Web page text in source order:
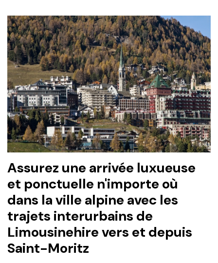
Assurez une arrivée luxueuse
et ponctuelle n'importe où
dans la ville alpine avec les
trajets interurbains de
Limousinehire vers et depuis
Saint-Moritz